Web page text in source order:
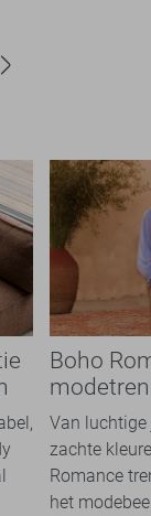
Boho
overal
Van luchtige
zachte
Romance
het